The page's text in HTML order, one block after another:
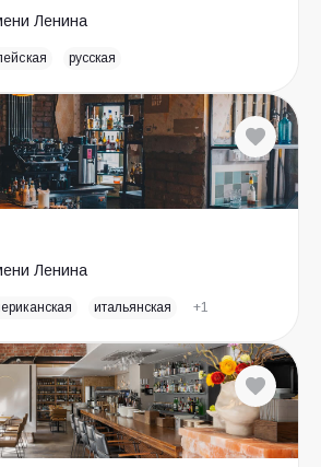
Ленина
русская
Ленина
итальянская +1